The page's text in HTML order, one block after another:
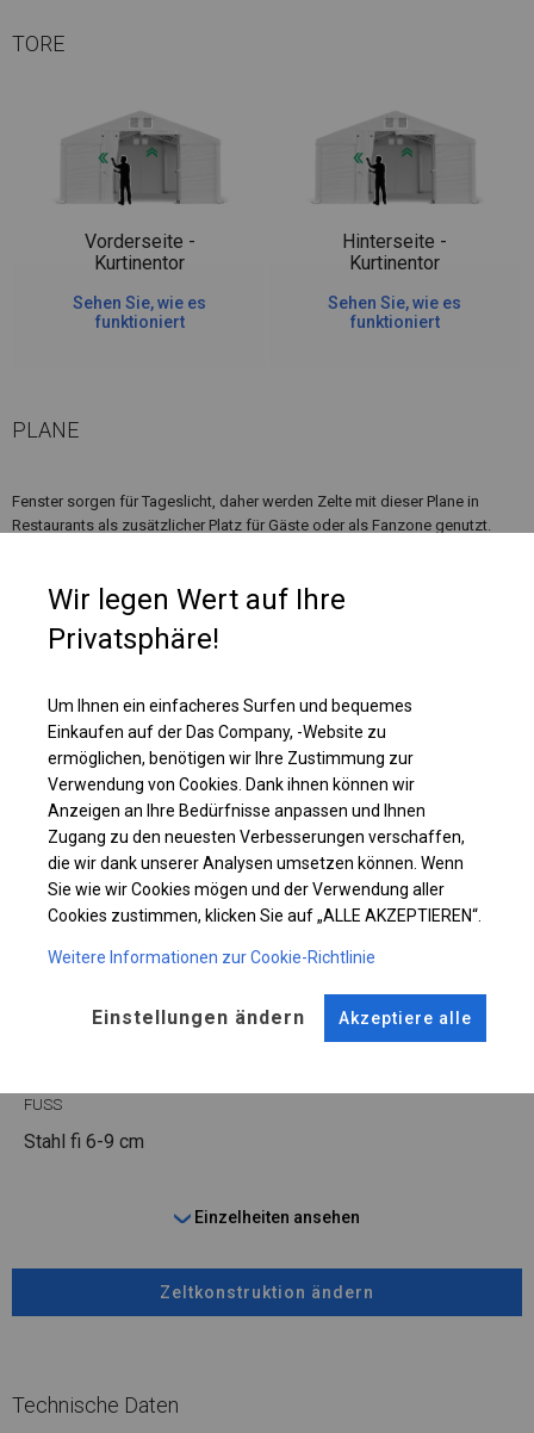
TORE
Vorderseite -
Kurtinentor
Sehen Sie, wie es
funktioniert
Hinterseite -
Kurtinentor
Sehen Sie, wie es
funktioniert
PLANE
Fenster sorgen für Tageslicht, daher werden Zelte mit dieser Plane in
Restaurants als zusätzlicher Platz für Gäste oder als Fanzone genutzt.
Dach sehr große, vollständig transparente Fenster, dank denen das
Sonnenlicht das Zelt vollständig beleuchtet.
Einzelheiten ansehen
KONSTRUKTION
SUMMER
ANSCHLÜSSE
FUSS
Stahl fi 6-9 cm
Einzelheiten ansehen
Zeltkonstruktion ändern
Technische Daten
Wir legen Wert auf Ihre
Privatsphäre!
Um Ihnen ein einfacheres Surfen und bequemes
Einkaufen auf der Das Company, -Website zu
ermöglichen, benötigen wir Ihre Zustimmung zur
Verwendung von Cookies. Dank ihnen können wir
Anzeigen an Ihre Bedürfnisse anpassen und Ihnen
Zugang zu den neuesten Verbesserungen verschaffen,
die wir dank unserer Analysen umsetzen können. Wenn
Sie wie wir Cookies mögen und der Verwendung aller
Cookies zustimmen, klicken Sie auf „ALLE AKZEPTIEREN“.
Weitere Informationen zur Cookie-Richtlinie
Einstellungen ändern Akzeptiere alle